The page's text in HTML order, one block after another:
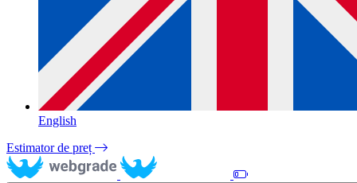
English
Estimator de preț